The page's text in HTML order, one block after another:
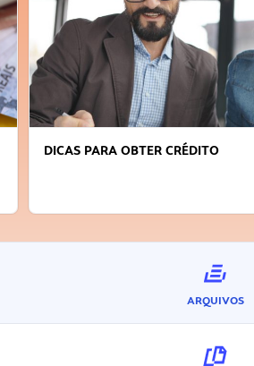
DICAS PARA OBTER CRÉDITO
ARQUIVOS